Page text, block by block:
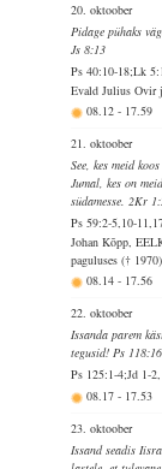
20. oktoober
Pidage pühaks
Js 8:13
Ps 40:10-18;Lk
Evald Julius Ovir
08.12- 17.59
21. oktoober
See, kes meid
Jumal, kes on
südamesse. 2Kr
Ps 59:2-5,10-
Johan Kõpp,
paguluses († 1970)
08.14- 17.56
22. oktoober
Issanda parem
tegusid! Ps 118:16
Ps 125:1-4;Jd 1-
08.17- 17.53
23. oktoober
Issand seadis